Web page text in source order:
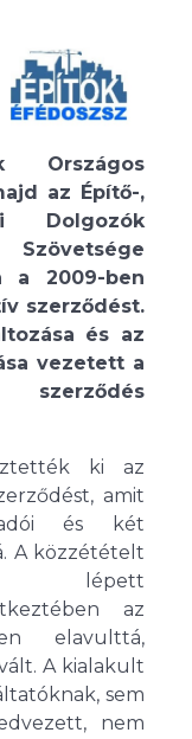
Országos
az Építő-,
Dolgozók
a 2009-ben
szerződést.
és az
vezetett a
ki az
amit
és két
A közzétételt
lépett
az
elavulttá,
A kialakult
sem
nem